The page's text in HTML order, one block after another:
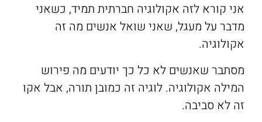
אני קורא לזה אקולוגיה חברתית תמיד, ‫כשאני
מדבר על מעגל, ‫שאני שואל אנשים מה זה
אקולוגיה. ‫
מסתבר שאנשים לא כל כך יודעים ‫מה פירוש
המילה אקולוגיה. ‫לוגיה זה כמובן תורה, ‫אבל אקו
זה לא סביבה.